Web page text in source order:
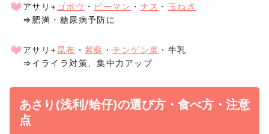
アサリ+ ゴボウ ・ ピーマン ・ ナス ・ 玉ねぎ
⇒肥満・糖尿病予防に
アサリ+ 昆布 ・紫蘇 ・ チンゲン菜 ・牛乳
⇒イライラ対策、集中力アップ
あさり(浅利/蛤仔)の選び方・食べ方・注意
点